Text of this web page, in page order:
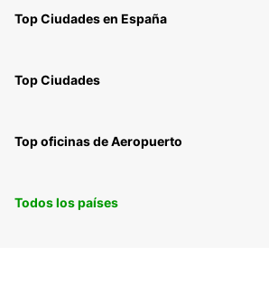
Top Ciudades en España
Top Ciudades
Top oficinas de Aeropuerto
Todos los países